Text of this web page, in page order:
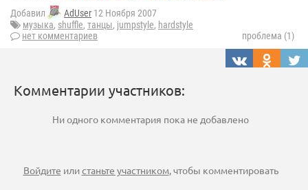
Добавил AdUser 12 Ноября 2007
музыка, shuffle, танцы, jumpstyle, hardstyle
нет комментариев
проблема (1)
Комментарии участников:
Ни одного комментария пока не добавлено
Войдите илистаньте участником, чтобы комментировать